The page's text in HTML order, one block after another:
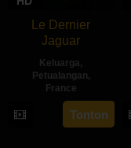
Le Dernier
Jaguar
Keluarga,
Petualangan,
France
Feb
Gilles
de
Tonton